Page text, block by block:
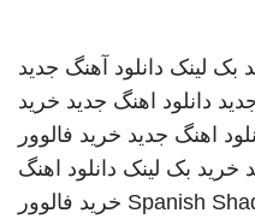
بک لینک دانلود آهنگ جدید
دانلود اهنگ جدید خرید
اهنگ جدید خرید فالوور
خرید بک لینک دانلود اهنگ
Spanish خرید فالوور